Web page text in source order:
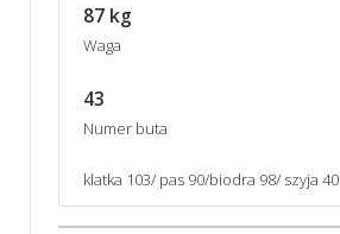
87 kg
Waga
43
Numer buta
klatka 103/ pas 90/biodra 98/ szyja 40